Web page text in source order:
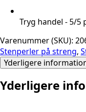
Tryg handel - 5/5
Varenummer (SKU):
Stenperler på streng,
Yderligere
Yderligere